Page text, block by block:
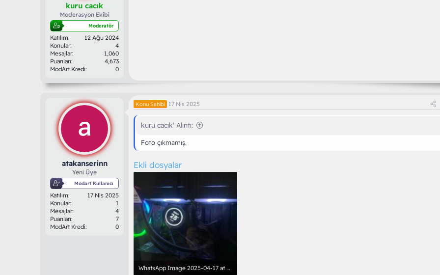
kuru cacık
Moderasyon Ekibi
Moderatör
Katılım
12 Ağu 2024
Konular
4
Mesajlar
1,060
Puanları
4,673
ModArt Kredi
0
atakanserinn
Yeni Üye
Modart Kullanıcı
Katılım
17 Nis 2025
Konular
1
Mesajlar
4
Puanları
7
ModArt Kredi
0
Konu Sahibi 17 Nis 2025
kuru cacık' Alıntı:
Foto çıkmamış.
Ekli dosyalar
WhatsApp Image 2025-04-17 at 21.46.40.jpeg